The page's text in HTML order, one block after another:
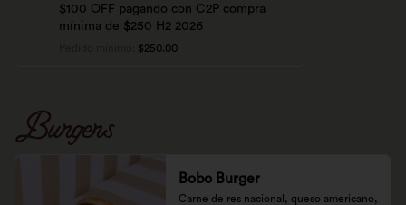
$100 OFF pagando con C2P compra
mínima de $250 H2 2026
$250.00
Burgers
Bobo Burger
Carne de res nacional, queso americano,